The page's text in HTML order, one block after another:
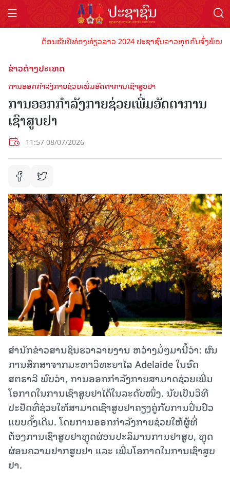
ຕ້ອນຮັບປີທ່ອງທ່ຽວລາວ 2024 ປະຊາຊົນລາວທຸກຄົນຈົ່ງພ້ອມເ
ຂ່າວຕ່າງປະເທດ
ການອອກກຳລັງກາຍຊ່ວຍເພີ່ມອັດຕາການເຊົາສູບຢາ
ການອອກກຳລັງກາຍຊ່ວຍເພີ່ມອັດຕາການ
ເຊົາສູບຢາ
11:57 08/07/2026
ສຳນັກຂ່າວສານຊິນຮວາລາຍງານ ຫວ່າງມໍ່ໆມານີ້ວ່າ: ຜົນ
ການສຶກສາຈາກມະຫາວິທະຍາໄລ Adelaide ໃນອົດ
ສຕຣາລີ ພົບວ່າ, ການອອກກຳລັງກາຍສາມາດຊ່ວຍເພີ່ມ
ໂອກາດໃນການເຊົາສູບຢາໄດ້ໃນລະດັບໜຶ່ງ. ນັບເປັນວິທີ
ປະຢັດທີ່ຊ່ວຍໃຫ້ສາມາດເຊົາສູບຢາຄຽງຄູ່ກັບການປິ່ນປົວ
ແບບດັ້ງເດີມ. ໂດຍການອອກກຳລັງກາຍຊ່ວຍໃຫ້ຜູ້ທີ່
ຕ້ອງການເຊົາສູບຢາຫຼຸດຜ່ອນປະລິມານການຢາສູບ, ຫຼຸດ
ຜ່ອນຄວາມຢາກສູບຢາ ແລະ ເພີ່ມໂອກາດໃນການເຊົາສູບ
ຢາ.